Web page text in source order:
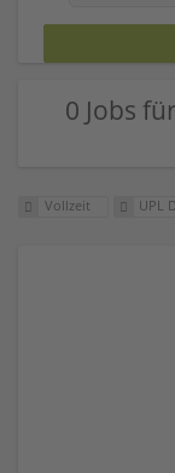
0 Jobs
Vollzeit UPL